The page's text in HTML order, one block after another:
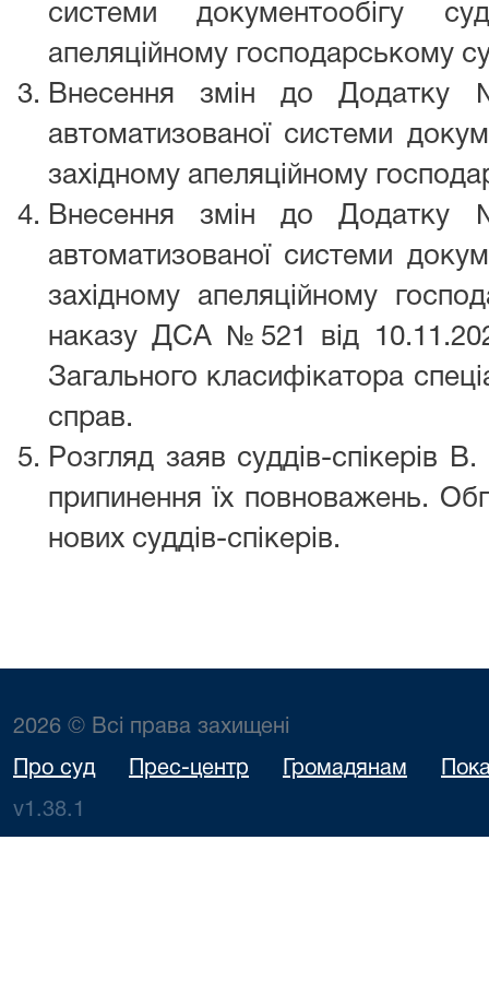
системи документообігу
апеляційному господарському
Внесення змін до Додатку
автоматизованої системи
західному апеляційному
Внесення змін до Додатку
автоматизованої системи
західному апеляційному
наказу ДСА №521 від
Загального класифікатора
справ.
Розгляд заяв суддів-спікерів
припинення їх повноважень.
нових суддів-спікерів.
2026 © Всі права захищені
Про суд Прес-центр Громадянам
v1.38.1